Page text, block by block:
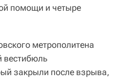
помощи и четыре
метрополитена
закрыли после взрыва,